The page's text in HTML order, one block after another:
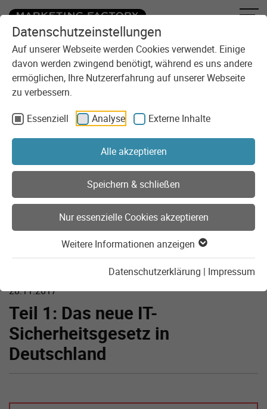
Datenschutzeinstellungen
Auf unserer Webseite werden Cookies verwendet. Einige
davon werden zwingend benötigt, während es uns andere
ermöglichen, Ihre Nutzererfahrung auf unserer Webseite
zu verbessern.
Essenziell
Analyse Externe Inhalte
Alle akzeptieren
Speichern & schließen
Nur essenzielle Cookies akzeptieren
Weitere Informationen anzeigen
Datenschutzerklärung | Impressum
Zum Inhalt springen
Sie sind here:Teil 1: Das neue IT-Sicherheitsgesetz in Deutschland
Security
28.11.2017
Teil 1: Das neue IT-
Sicherheitsgesetz in
Deutschland